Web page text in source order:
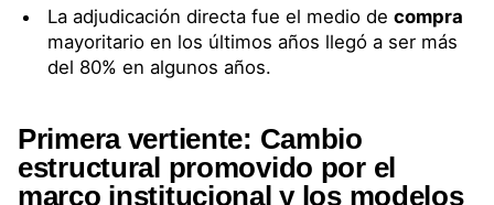
La adjudicación directa fue el medio decompra
mayoritario en los últimos años llegó a ser más
del 80% en algunos años.
Primera vertiente: Cambio
estructural promovido por el
marco institucional y los modelos